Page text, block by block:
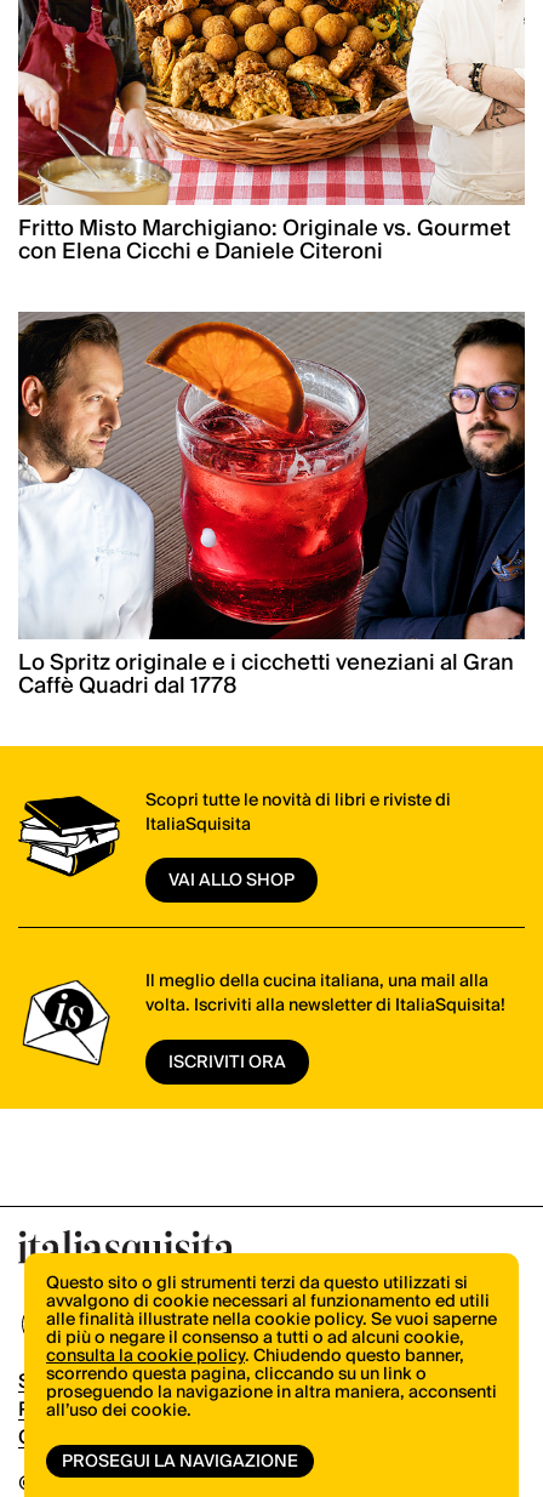
Fritto Misto Marchigiano: Originale vs. Gourmet
con Elena Cicchi e Daniele Citeroni
Lo Spritz originale e i cicchetti veneziani al Gran
Caffè Quadri dal 1778
Scopri tutte le novità di libri e riviste di
ItaliaSquisita
VAI ALLO SHOP
Il meglio della cucina italiana, una mail alla
volta. Iscriviti alla newsletter di ItaliaSquisita!
ISCRIVITI ORA
© Copyright 2026.Vertical.it
Shop
Pubblicità
Contatti
Questo sito o gli strumenti terzi da questo utilizzati si
avvalgono di cookie necessari al funzionamento ed utili
alle finalità illustrate nella cookie policy. Se vuoi saperne
di più o negare il consenso a tutti o ad alcuni cookie,
consulta la cookie policy. Chiudendo questo banner,
scorrendo questa pagina, cliccando su un link o
proseguendo la navigazione in altra maniera, acconsenti
all’uso dei cookie.
PROSEGUI LA NAVIGAZIONE